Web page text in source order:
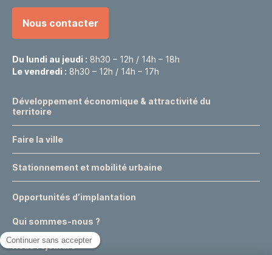
Nous contacter
Du lundi au jeudi : 8h30 – 12h / 14h – 18h
Le vendredi : 8h30 – 12h / 14h – 17h
Développement économique & attractivité du
territoire
Faire la ville
Stationnement et mobilité urbaine
Opportunités d’implantation
Qui sommes-nous ?
Nous rejoindre